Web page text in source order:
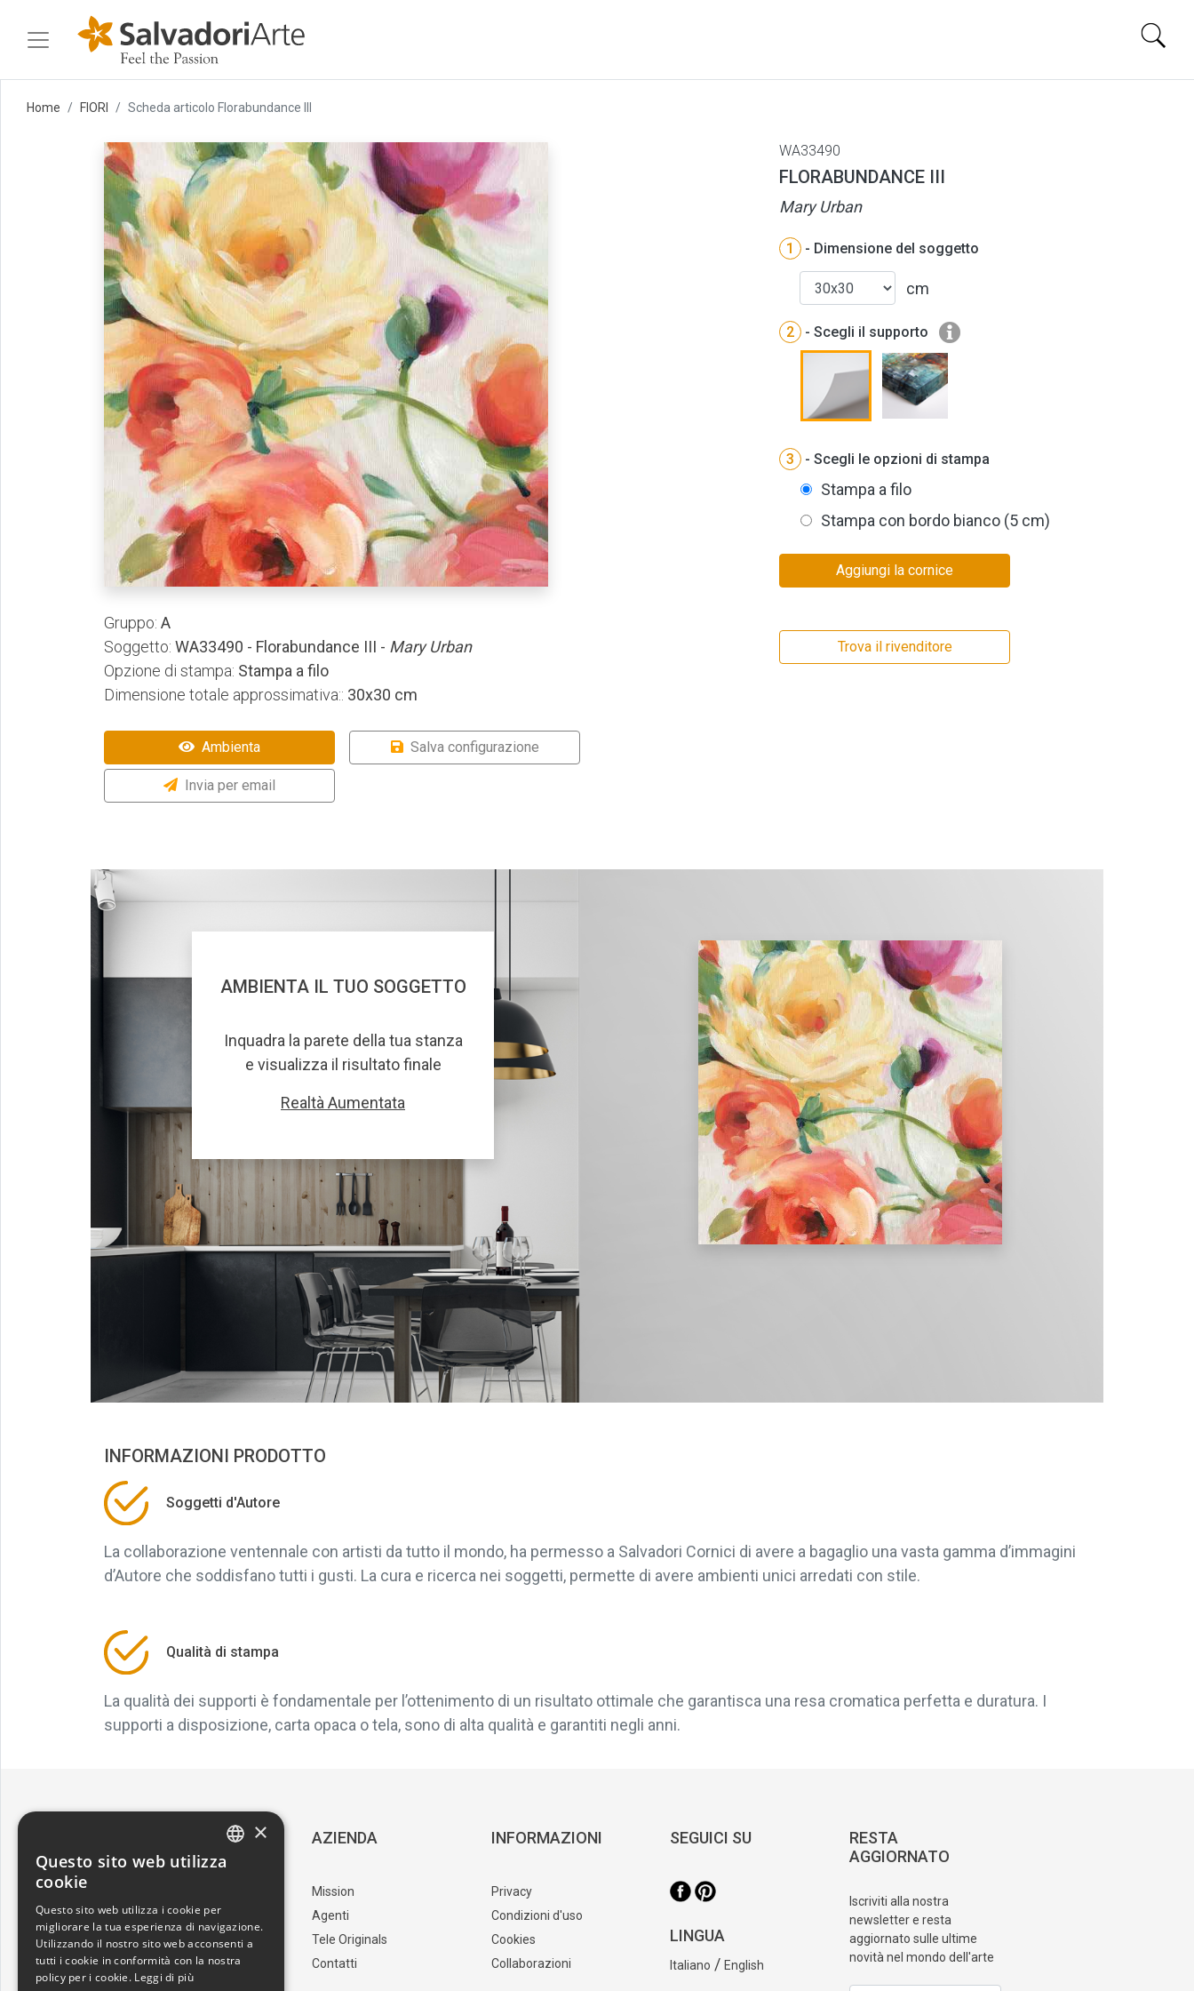
Home FIORI Scheda articolo Florabundance III
Gruppo: A
Soggetto: WA33490 - Florabundance III - Mary Urban
Opzione di stampa: Stampa a filo
Dimensione totale approssimativa:: 30x30 cm
Ambienta Salva configurazione
Invia per email
WA33490
FLORABUNDANCE III
Mary Urban
1 - Dimensione del soggetto
cm
2 - Scegli il supporto
3 - Scegli le opzioni di stampa
Stampa a filo
Stampa con bordo bianco (5 cm)
Aggiungi la cornice
Trova il rivenditore
AMBIENTA IL TUO SOGGETTO
Inquadra la parete della tua stanza
e visualizza il risultato finale
Realtà Aumentata
INFORMAZIONI PRODOTTO
Soggetti d'Autore
La collaborazione ventennale con artisti da tutto il mondo, ha permesso a Salvadori Cornici di avere a bagaglio una vasta gamma d’immagini
d’Autore che soddisfano tutti i gusti. La cura e ricerca nei soggetti, permette di avere ambienti unici arredati con stile.
Qualità di stampa
La qualità dei supporti è fondamentale per l’ottenimento di un risultato ottimale che garantisca una resa cromatica perfetta e duratura. I
supporti a disposizione, carta opaca o tela, sono di alta qualità e garantiti negli anni.
SERVIZIO CLIENTI
I nostri artisti
Trova il punto vendita
AZIENDA
Mission
Agenti
Tele Originals
Contatti
INFORMAZIONI
Privacy
Condizioni d'uso
Cookies
Collaborazioni
SEGUICI SU
LINGUA
Italiano /English
RESTA
AGGIORNATO
Iscriviti alla nostra
newsletter e resta
aggiornato sulle ultime
novità nel mondo dell'arte
×
Questo sito web utilizza
cookie
Questo sito web utilizza i cookie per
migliorare la tua esperienza di navigazione.
Utilizzando il nostro sito web acconsenti a
tutti i cookie in conformità con la nostra
policy per i cookie. Leggi di più